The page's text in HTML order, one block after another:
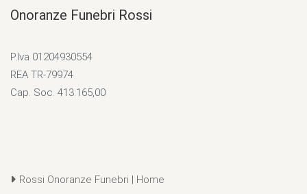
Onoranze Funebri Rossi
P.Iva 01204930554
REA TR-79974
Cap. Soc. 413.165,00
Rossi Onoranze Funebri | Home